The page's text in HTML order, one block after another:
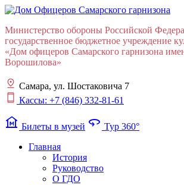
Министерство обороны Российской
государственное бюджетное учреждение
«Дом офицеров Cамарского гарнизона
Ворошилова»
Самара, ул. Шостаковича 7
Кассы: +7 (846) 332-81-61
museum Билеты в музей 360 Тур 360°
Главная
История
Руководство
О ГДО